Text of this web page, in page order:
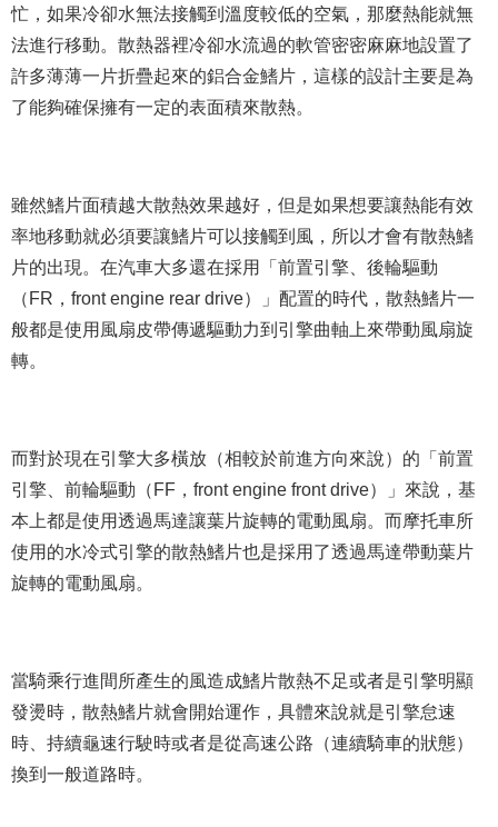
忙，如果冷卻水無法接觸到溫度較低的空氣，那麼熱能就無
法進行移動。散熱器裡冷卻水流過的軟管密密麻麻地設置了
許多薄薄一片折疊起來的鋁合金鰭片，這樣的設計主要是為
了能夠確保擁有一定的表面積來散熱。
雖然鰭片面積越大散熱效果越好，但是如果想要讓熱能有效
率地移動就必須要讓鰭片可以接觸到風，所以才會有散熱鰭
片的出現。在汽車大多還在採用「前置引擎、後輪驅動
（FR，front engine rear drive）」配置的時代，散熱鰭片一
般都是使用風扇皮帶傳遞驅動力到引擎曲軸上來帶動風扇旋
轉。
而對於現在引擎大多橫放（相較於前進方向來說）的「前置
引擎、前輪驅動（FF，front engine front drive）」來說，基
本上都是使用透過馬達讓葉片旋轉的電動風扇。而摩托車所
使用的水冷式引擎的散熱鰭片也是採用了透過馬達帶動葉片
旋轉的電動風扇。
當騎乘行進間所產生的風造成鰭片散熱不足或者是引擎明顯
發燙時，散熱鰭片就會開始運作，具體來說就是引擎怠速
時、持續龜速行駛時或者是從高速公路（連續騎車的狀態）
換到一般道路時。